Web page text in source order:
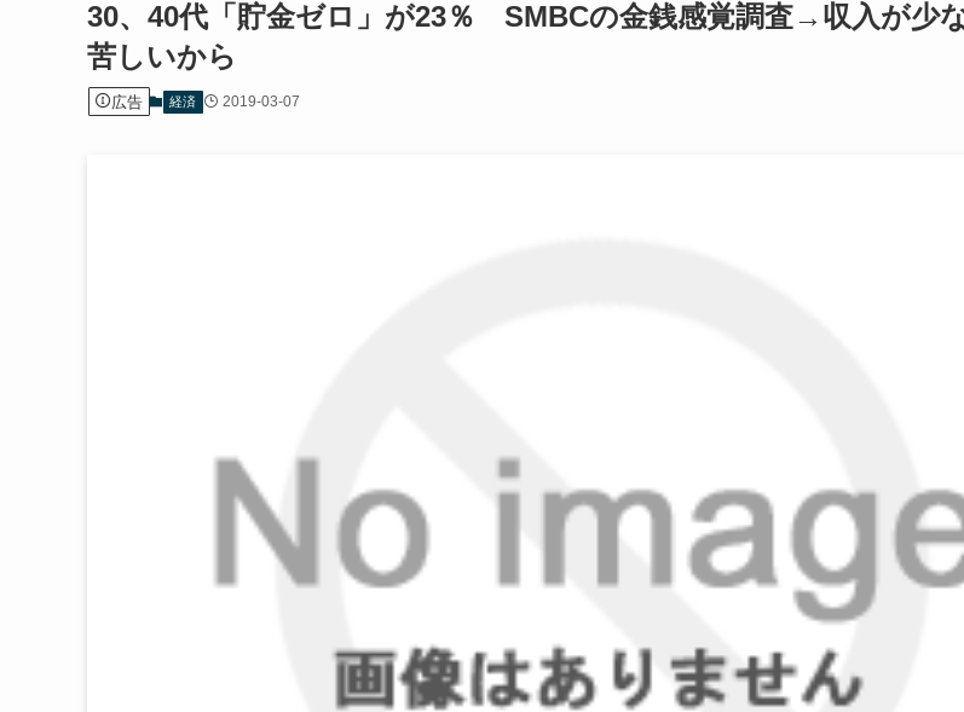
30、40代「貯金ゼロ」が23％ SMBCの金銭感覚調査→収入が少
苦しいから
広告 経済 2019-03-07